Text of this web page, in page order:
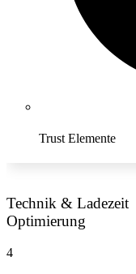
Trust Elemente
Technik & Ladezeit
Optimierung
4